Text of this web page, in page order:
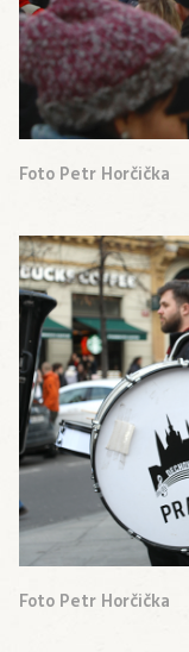
Foto Petr Horčička
Foto Petr Horčička